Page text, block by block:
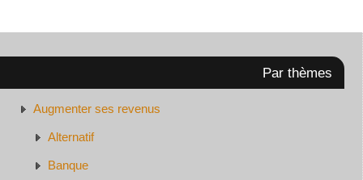
Par thèmes
Augmenter ses revenus
Alternatif
Banque